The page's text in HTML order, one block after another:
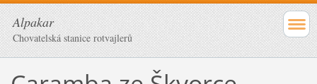
Alpakar
Chovatelská stanice rotvajlerů